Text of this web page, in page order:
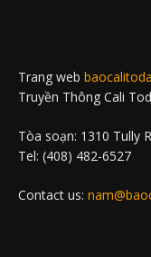
Trang web
Truyền Thông Cali
Tòa soạn: 1310 Tully
Tel: (408) 482-6527
Contact us: